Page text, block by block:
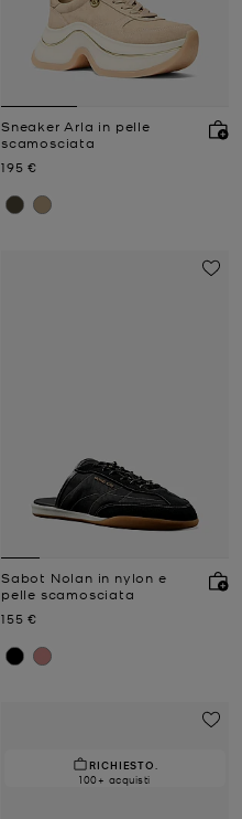
Sneaker Arla in pelle
scamosciata
Prezzo attuale
195 €
Sabot Nolan in nylon e
pelle scamosciata
Prezzo attuale
155 €
RICHIESTO.
100+ acquisti